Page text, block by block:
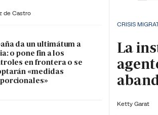
de Castro
da un ultimátum a
o pone fin a los
en frontera o se
«medidas
CRISIS
La
Ketty Garat